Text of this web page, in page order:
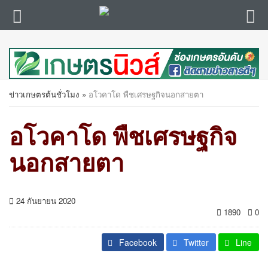
ข่าวเกษตรต้นชั่วโมง » อโวคาโด พืชเศรษฐกิจนอกสายตา
อโวคาโด พืชเศรษฐกิจ
นอกสายตา
24 กันยายน 2020
1890
0
Facebook Twitter Line